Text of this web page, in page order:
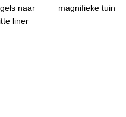
naar
liner
magnifieke tuin